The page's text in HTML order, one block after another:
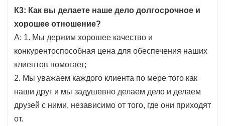
К3: Как вы делаете наше дело долгосрочное и
хорошее отношение?
А: 1. Мы держим хорошее качество и
конкурентоспособная цена для обеспечения наших
клиентов помогает;
2. Мы уважаем каждого клиента по мере того как
наши друг и мы задушевно делаем дело и делаем
друзей с ними, независимо от того, где они приходят
от.